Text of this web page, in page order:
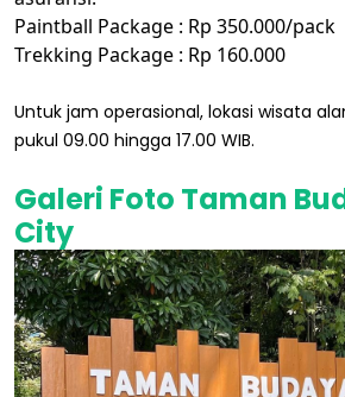
Paintball Package : Rp 350.000/pack
Trekking Package : Rp 160.000
Untuk jam operasional, lokasi wisata
pukul 09.00 hingga 17.00 WIB.
Galeri Foto Taman
City